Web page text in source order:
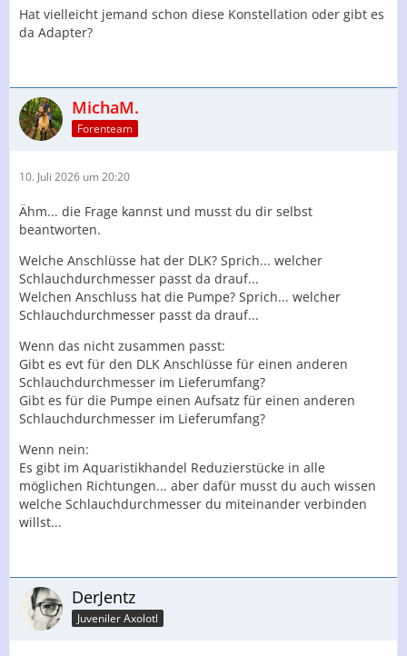
Hat vielleicht jemand schon diese Konstellation oder gibt es
da Adapter?
MichaM.
Forenteam
10. Juli 2026 um 20:20
Ähm... die Frage kannst und musst du dir selbst
beantworten.
Welche Anschlüsse hat der DLK? Sprich... welcher
Schlauchdurchmesser passt da drauf...
Welchen Anschluss hat die Pumpe? Sprich... welcher
Schlauchdurchmesser passt da drauf...
Wenn das nicht zusammen passt:
Gibt es evt für den DLK Anschlüsse für einen anderen
Schlauchdurchmesser im Lieferumfang?
Gibt es für die Pumpe einen Aufsatz für einen anderen
Schlauchdurchmesser im Lieferumfang?
Wenn nein:
Es gibt im Aquaristikhandel Reduzierstücke in alle
möglichen Richtungen... aber dafür musst du auch wissen
welche Schlauchdurchmesser du miteinander verbinden
willst...
DerJentz
Juveniler Axolotl